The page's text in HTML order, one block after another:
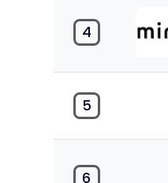
4
5
6